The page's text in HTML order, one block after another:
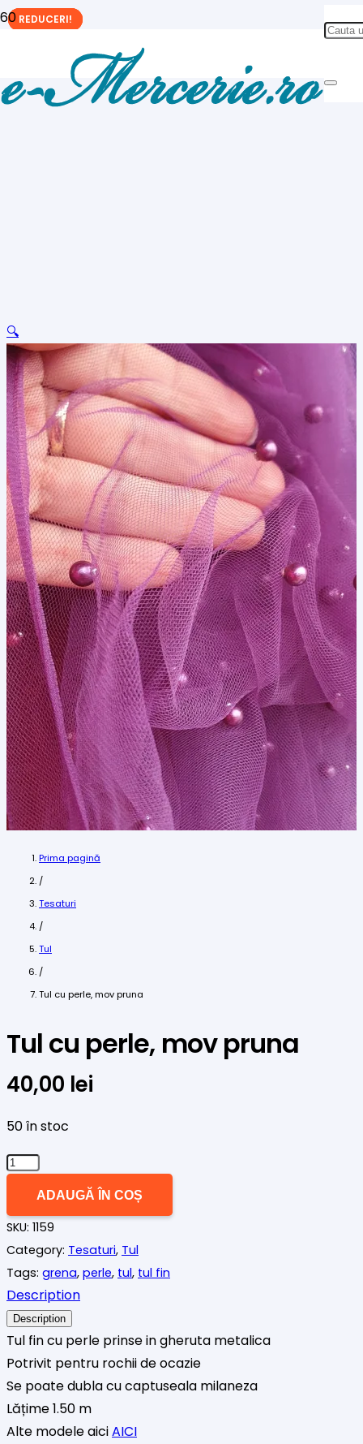
🔍
Prima pagină
/
Tesaturi
/
Tul
/
Tul cu perle, mov pruna
Tul cu perle, mov pruna
40,00 lei
50 în stoc
Cantitate
perle,
mov
pruna
ADAUGĂ ÎN COȘ
SKU: 1159
Category: Tesaturi, Tul
Tags: grena, perle, tul, tul fin
Description
Description
Tul fin cu perle prinse in gheruta metalica
Potrivit pentru rochii de ocazie
Se poate dubla cu captuseala milaneza
Lățime 1.50 m
Alte modele aiciAICI
REDUCERI!
REDUCERI!
REDUCERI!